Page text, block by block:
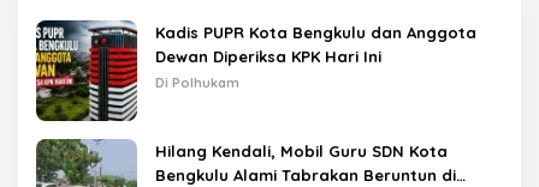
Kadis PUPR Kota Bengkulu dan Anggota
Dewan Diperiksa KPK Hari Ini
Di Polhukam
Hilang Kendali, Mobil Guru SDN Kota
Bengkulu Alami Tabrakan Beruntun di